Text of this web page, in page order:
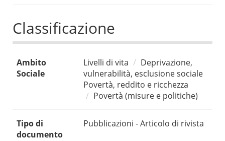
Classificazione
Ambito
Sociale
Livelli di vita
Deprivazione,
vulnerabilità, esclusione sociale
Povertà, reddito e ricchezza
Povertà (misure e politiche)
Tipo di
documento
Pubblicazioni - Articolo di rivista